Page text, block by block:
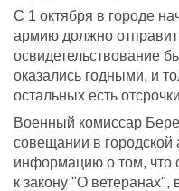
С 1 октября в городе
армию должно
освидетельствование
оказались годными, и
остальных есть
Военный комиссар
совещании в
информацию о том, что
к закону "О ветеранах",